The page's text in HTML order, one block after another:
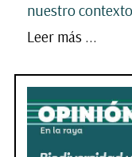
nuestro
Leer más ...